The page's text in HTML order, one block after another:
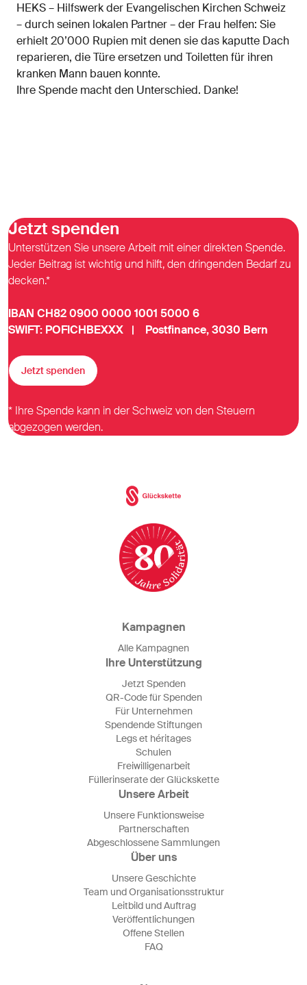
HEKS – Hilfswerk der Evangelischen Kirchen Schweiz
– durch seinen lokalen Partner – der Frau helfen: Sie
erhielt 20’000 Rupien mit denen sie das kaputte Dach
reparieren, die Türe ersetzen und Toiletten für ihren
kranken Mann bauen konnte.
Ihre Spende macht den Unterschied. Danke!
Jetzt spenden
Unterstützen Sie unsere Arbeit mit einer direkten Spende.
Jeder Beitrag ist wichtig und hilft, den dringenden Bedarf zu
decken.*
IBAN CH82 0900 0000 1001 5000 6
SWIFT: POFICHBEXXX | Postfinance, 3030 Bern
Jetzt spenden
* Ihre Spende kann in der Schweiz von den Steuern
abgezogen werden.
Kampagnen
Alle Kampagnen
Ihre Unterstützung
Jetzt Spenden
QR-Code für Spenden
Für Unternehmen
Spendende Stiftungen
Legs et héritages
Schulen
Freiwilligenarbeit
Füllerinserate der Glückskette
Unsere Arbeit
Unsere Funktionsweise
Partnerschaften
Abgeschlossene Sammlungen
Über uns
Unsere Geschichte
Team und Organisationsstruktur
Leitbild und Auftrag
Veröffentlichungen
Offene Stellen
FAQ